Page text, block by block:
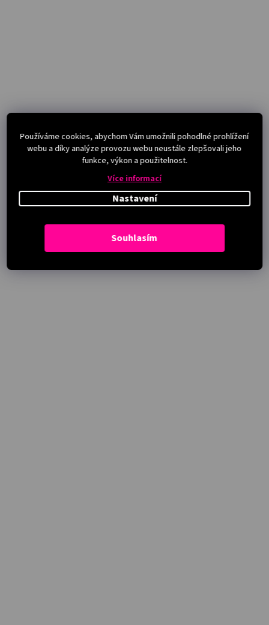
Používáme cookies, abychom Vám umožnili pohodlné prohlížení
webu a díky analýze provozu webu neustále zlepšovali jeho
funkce, výkon a použitelnost.
Více informací
Nastavení
Souhlasím